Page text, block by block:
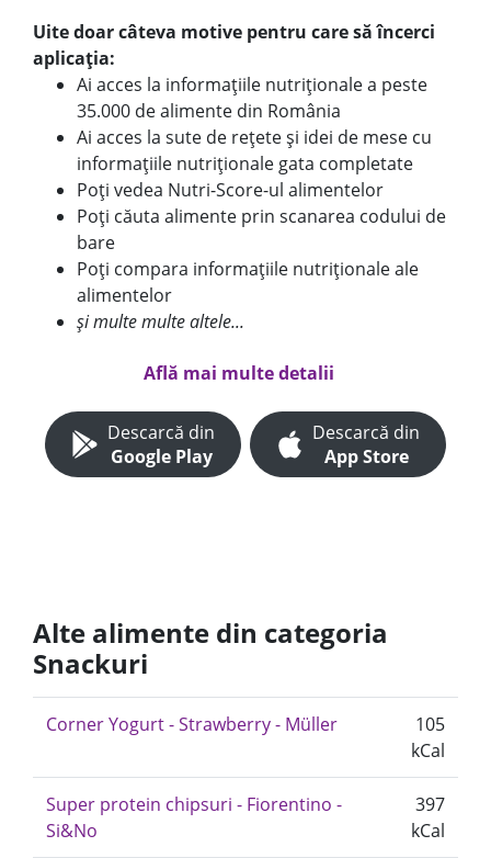
Uite doar câteva motive pentru care să încerci
aplicația:
Ai acces la informațiile nutriționale a peste
35.000 de alimente din România
Ai acces la sute de rețete și idei de mese cu
informațiile nutriționale gata completate
Poți vedea Nutri-Score-ul alimentelor
Poți căuta alimente prin scanarea codului de
bare
Poți compara informațiile nutriționale ale
alimentelor
și multe multe altele...
Află mai multe detalii
Descarcă din
Google Play
Descarcă din
App Store
Alte alimente din categoria
Snackuri
Corner Yogurt - Strawberry - Müller
105
kCal
Super protein chipsuri - Fiorentino -
Si&No
397
kCal